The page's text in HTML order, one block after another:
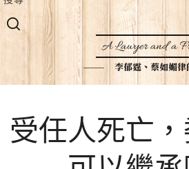
A Lawyer and a
李郁霆、蔡如媚律
受任人死亡